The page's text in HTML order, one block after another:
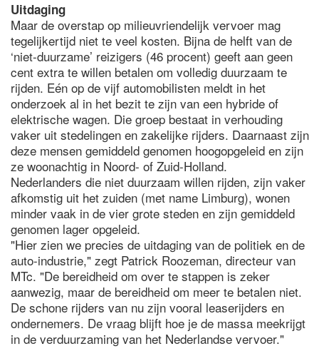
Uitdaging
Maar de overstap op milieuvriendelijk vervoer mag
tegelijkertijd niet te veel kosten. Bijna de helft van de
‘niet-duurzame’ reizigers (46 procent) geeft aan geen
cent extra te willen betalen om volledig duurzaam te
rijden. Eén op de vijf automobilisten meldt in het
onderzoek al in het bezit te zijn van een hybride of
elektrische wagen. Die groep bestaat in verhouding
vaker uit stedelingen en zakelijke rijders. Daarnaast zijn
deze mensen gemiddeld genomen hoogopgeleid en zijn
ze woonachtig in Noord- of Zuid-Holland.
Nederlanders die niet duurzaam willen rijden, zijn vaker
afkomstig uit het zuiden (met name Limburg), wonen
minder vaak in de vier grote steden en zijn gemiddeld
genomen lager opgeleid.
"Hier zien we precies de uitdaging van de politiek en de
auto-industrie," zegt Patrick Roozeman, directeur van
MTc. "De bereidheid om over te stappen is zeker
aanwezig, maar de bereidheid om meer te betalen niet.
De schone rijders van nu zijn vooral leaserijders en
ondernemers. De vraag blijft hoe je de massa meekrijgt
in de verduurzaming van het Nederlandse vervoer."